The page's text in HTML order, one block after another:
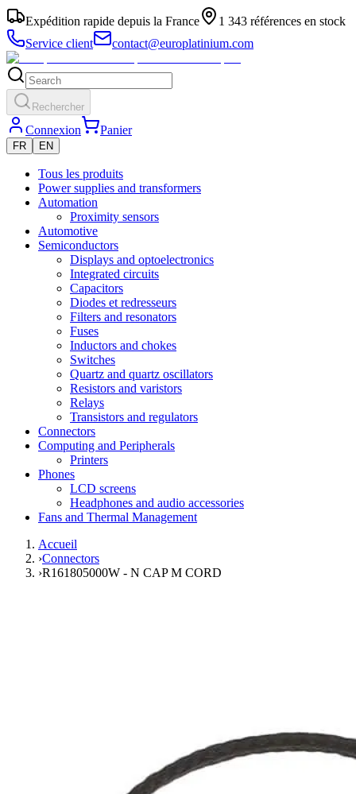
Expédition rapide depuis la France
1 343 références en stock
Service client
contact@europlatinium.com
Rechercher
Connexion Panier
FR EN
Tous les produits
Power supplies and transformers
Automation
Proximity sensors
Automotive
Semiconductors
Displays and optoelectronics
Integrated circuits
Capacitors
Diodes et redresseurs
Filters and resonators
Fuses
Inductors and chokes
Switches
Quartz and quartz oscillators
Resistors and varistors
Relays
Transistors and regulators
Connectors
Computing and Peripherals
Printers
Phones
LCD screens
Headphones and audio accessories
Fans and Thermal Management
Accueil
›Connectors
›R161805000W - N CAP M CORD